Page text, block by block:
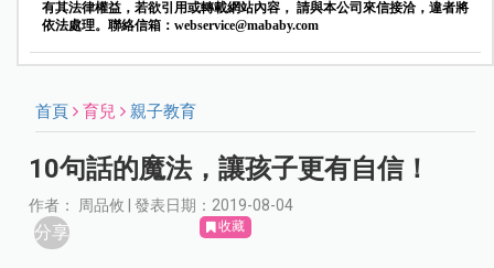
有其法律權益，若欲引用或轉載網站內容， 請與本公司來信接洽，違者將
依法處理。聯絡信箱： webservice@mababy.com
首頁 育兒 親子教育
10句話的魔法，讓孩子更有自信！
作者： 周品攸 | 發表日期：2019-08-04
分享 收藏